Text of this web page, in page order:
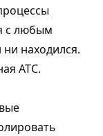
с любым
находился.
АТС.